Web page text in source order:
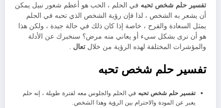
تفسير حلم شخص تحبه في الحلم ، الحب هو أعظم شعور نبيل يمكن
أن يشعر به الشخص ، لذا فإن رؤية الشخص الذي تحبه في الحلم
يمثل السعادة والفرح ، خاصة إذا كان ذلك في حالة جيدة ، ولكن هذا
هو أن نرى بشكل سيء أو يعاني منه مرض؟ سنخبرك عن الأدلة
والمؤشرات المختلفة لهذه الرؤية من خلال تعال .
تفسير حلم شخص تحبه
تفسير حلم شخص تحبه في الحلم والجلوس معه لفترة طويلة ، إنه حلم
يعبر عن المودة والاحترام بين الرؤية وهذا الشخص.